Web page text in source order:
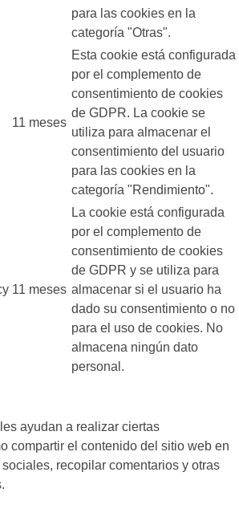
para las cookies en la
categoría "Otras".
11 meses
Esta cookie está configurada
por el complemento de
consentimiento de cookies
de GDPR. La cookie se
utiliza para almacenar el
consentimiento del usuario
para las cookies en la
categoría "Rendimiento".
11 meses
La cookie está configurada
por el complemento de
consentimiento de cookies
de GDPR y se utiliza para
almacenar si el usuario ha
dado su consentimiento o no
para el uso de cookies. No
almacena ningún dato
personal.
ayudan a realizar ciertas
compartir el contenido del sitio web en
recopilar comentarios y otras